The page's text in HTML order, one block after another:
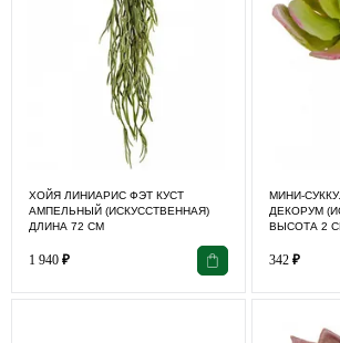
ХОЙЯ ЛИНИАРИС ФЭТ КУСТ
АМПЕЛЬНЫЙ (ИСКУССТВЕННАЯ)
ДЛИНА 72 СМ
1 940 ₽
МИНИ-
ДЕКОРУМ
ВЫСОТА 2
342 ₽